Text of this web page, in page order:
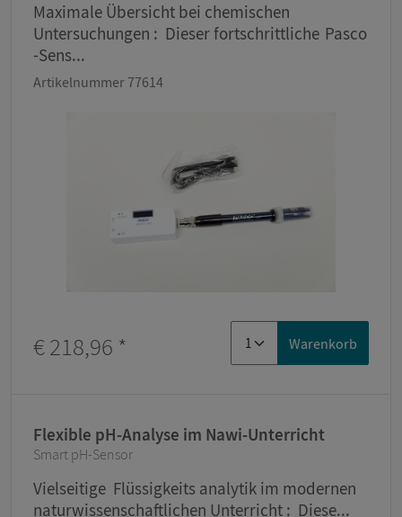
Maximale Übersicht bei chemischen
Untersuchungen : Dieser fortschrittliche Pasco
-Sens...
Artikelnummer 77614
€ 218,96 * Warenkorb
Flexible pH-Analyse im Nawi-Unterricht
Smart pH-Sensor
Vielseitige Flüssigkeits analytik im modernen
naturwissenschaftlichen Unterricht : Diese...